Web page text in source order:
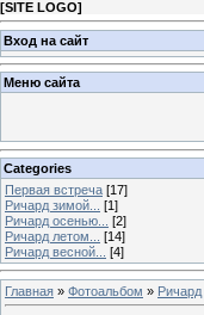
[SITE LOGO]
Вход на сайт
Меню сайта
Categories
Первая встреча [17]
Ричард зимой...
[1]
Ричард осенью...
[2]
Ричард летом...
[14]
Ричард весной...
[4]
Главная » Фотоальбом » Ричард